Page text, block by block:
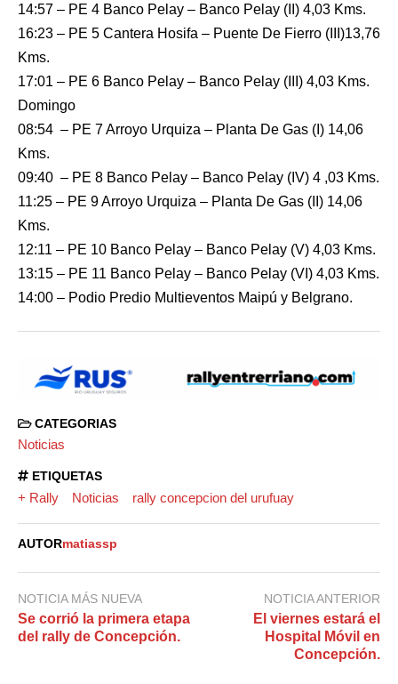
14:57 – PE 4 Banco Pelay – Banco Pelay (II) 4,03 Kms.
16:23 – PE 5 Cantera Hosifa – Puente De Fierro (III)13,76
Kms.
17:01 – PE 6 Banco Pelay – Banco Pelay (III) 4,03 Kms.
Domingo
08:54 – PE 7 Arroyo Urquiza – Planta De Gas (I) 14,06
Kms.
09:40 – PE 8 Banco Pelay – Banco Pelay (IV) 4 ,03 Kms.
11:25 – PE 9 Arroyo Urquiza – Planta De Gas (II) 14,06
Kms.
12:11 – PE 10 Banco Pelay – Banco Pelay (V) 4,03 Kms.
13:15 – PE 11 Banco Pelay – Banco Pelay (VI) 4,03 Kms.
14:00 – Podio Predio Multieventos Maipú y Belgrano.
CATEGORIAS
Noticias
ETIQUETAS
+ Rally Noticias rally concepcion del urufuay
AUTORmatiassp
NOTICIA MÁS NUEVA
Se corrió la primera etapa
del rally de Concepción.
NOTICIA ANTERIOR
El viernes estará el
Hospital Móvil en
Concepción.